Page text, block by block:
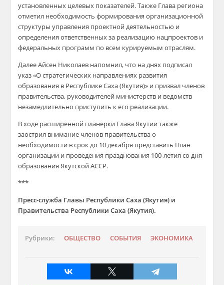
установленных целевых показателей. Также Глава региона
отметил необходимость формирования организационной
структуры управления проектной деятельностью и
определения ответственных за реализацию нацпроектов и
федеральных программ по всем курируемым отраслям.
Далее Айсен Николаев напомнил, что на днях подписал
указ «О стратегических направлениях развития
образования в Республике Саха (Якутия)» и призвал членов
правительства, руководителей министерств и ведомств
незамедлительно приступить к его реализации.
В ходе расширенной планерки Глава Якутии также
заострил внимание членов правительства о
необходимости в срок до 10 декабря представить План
организации и проведения празднования 100-летия со дня
образования Якутской АССР.
***
Пресс-служба Главы Республики Саха (Якутия) и
Правительства Республики Саха (Якутия).
Рубрики: ОБЩЕСТВО СОБЫТИЯ ЭКОНОМИКА